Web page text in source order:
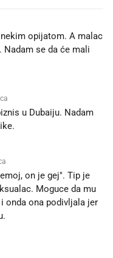
opijatom. A malac
se da će mali
u Dubaiju. Nadam
on je gej". Tip je
Moguce da mu
onda ona podivljala jer